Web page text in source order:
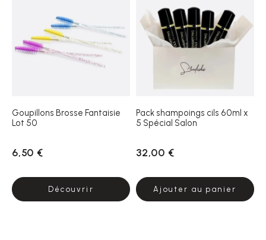
Goupillons Brosse Fantaisie
Lot 50
6,50 €
Découvrir
Pack shampoings cils 60ml x
5 Spécial Salon
32,00 €
Ajouter au panier